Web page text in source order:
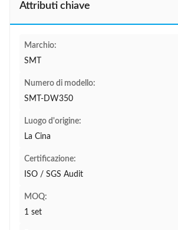
Attributi chiave
Marchio:
SMT
Numero di modello:
SMT-DW350
Luogo d'origine:
La Cina
Certificazione:
ISO / SGS Audit
MOQ:
1 set